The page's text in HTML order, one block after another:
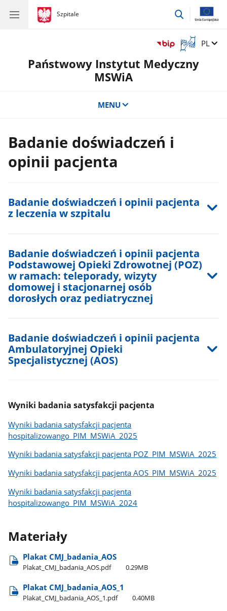
gov.pl
Szpitale
gov.pl
Szpitale
przejdź
Otwórz
okno
z
Zmień
PL
Państwowy Instytut Medyczny
MSWiA
MENU
Badanie doświadczeń i
opinii pacjenta
Badanie doświadczeń i opinii pacjenta
z leczenia w szpitalu
Badanie doświadczeń i opinii pacjenta
Podstawowej Opieki Zdrowotnej (POZ)
w ramach: teleporady, wizyty
domowej i stacjonarnej osób
dorosłych oraz pediatrycznej
Badanie doświadczeń i opinii pacjenta
Ambulatoryjnej Opieki
Specjalistycznej (AOS)
Wyniki badania satysfakcji pacjenta
Wyniki badania satysfakcji pacjenta
hospitalizowango_PIM_MSWiA_2025
Wyniki badania satysfakcji pacjenta POZ_PIM_MSWiA_2025
Wyniki badania satysfakcji pacjenta AOS_PIM_MSWiA_2025
Wyniki badania satysfakcji pacjenta
hospitalizowango_PIM_MSWiA_2024
Materiały
Plakat CMJ​_badania​_AOS
Plakat​_CMJ​_badania​_AOS.pdf 0.29MB
Plakat CMJ​_badania​_AOS​_1
Plakat​_CMJ​_badania​_AOS​_1.pdf 0.40MB